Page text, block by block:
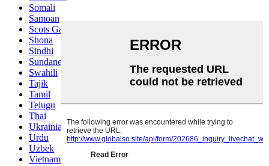
Somali
Samoan
Scots Gaelic
Shona
Sindhi
Sundanese
Swahili
Tajik
Tamil
Telugu
Thai
Ukrainian
Urdu
Uzbek
Vietnamese